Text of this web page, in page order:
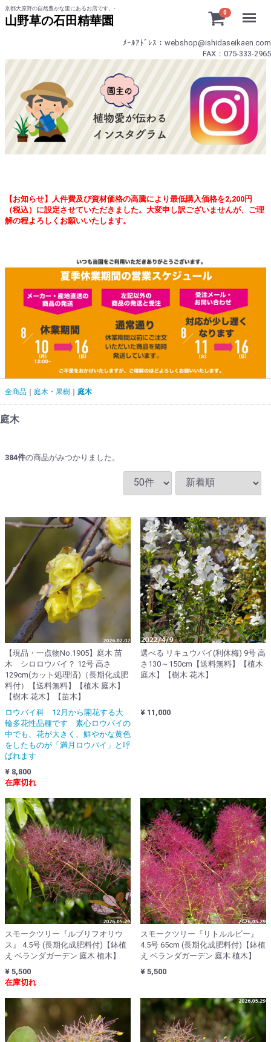
京都大原野の自然豊かな里にあるお店です。-
山野草の石田精華園
0
ﾒｰﾙｱﾄﾞﾚｽ：webshop@ishidaseikaen.com
FAX：075-333-2965
【お知らせ】人件費及び資材価格の高騰により最低購入価格を2,200円
（税込）に設定させていただきました。大変申し訳ございませんが、ご理
解の程よろしくお願いいたします。
全商品 庭木・果樹 庭木
庭木
384件の商品がみつかりました。
【現品・一点物No.1905】庭木 苗
木 シロロウバイ？ 12号 高さ
129cm(カット処理済)（長期化成肥
料付）【送料無料】【植木 庭木】
【樹木 花木】【苗木】
ロウバイ科 12月から開花する大
輪多花性品種です 素心ロウバイの
中でも、花が大きく、鮮やかな黄色
をしたものが「満月ロウバイ」と呼
ばれます
¥ 8,800
在庫切れ
選べる リキュウバイ(利休梅) 9号 高
さ130～150cm【送料無料】【植木
庭木】【樹木 花木】
¥ 11,000
スモークツリー『ルブリフオリウ
ス』 4.5号 (長期化成肥料付)【鉢植
え ベランダガーデン 庭木 植木】
¥ 5,500
在庫切れ
スモークツリー『リトルルビー』
4.5号 65cm (長期化成肥料付)【鉢植
え ベランダガーデン 庭木 植木】
¥ 5,500